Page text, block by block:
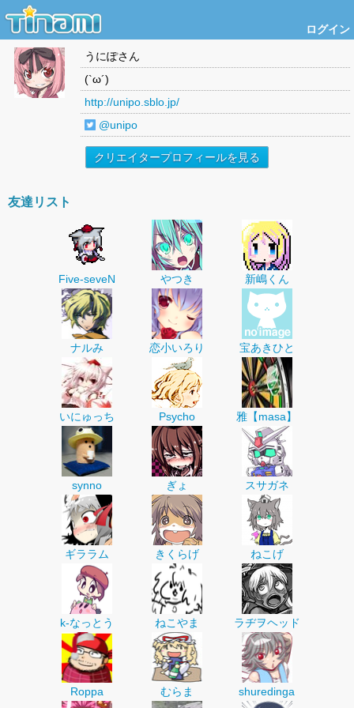
ログイン
うにぽさん
(`ω´)
http://unipo.sblo.jp/
@unipo
クリエイタープロフィールを見る
友達リスト
Five-seveN やつき 新嶋くん
ナルみ 恋小いろり 宝あきひと
いにゅっち Psycho 雅【masa】
synno ぎょ スサガネ
ギララム きくらげ ねこげ
k-なっとう ねこやま ラヂヲヘッド
Roppa むらま shuredinga